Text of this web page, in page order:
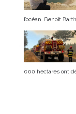
l’océan. Benoît
000 hectares ont